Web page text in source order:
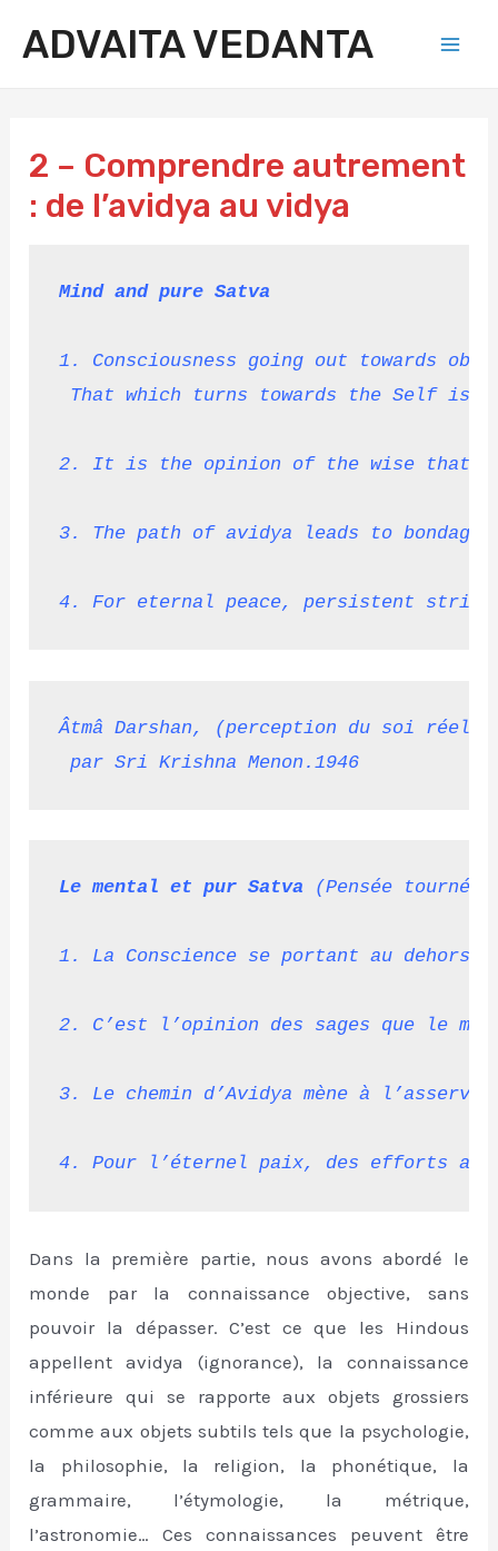
ADVAITA VEDANTA
2 – Comprendre autrement
: de l’avidya au vidya
Mind and pure Satva
1. Consciousness going out towards
That which turns towards the Self is
2. It is the opinion of the wise that
3. The path of avidya leads to
4. For eternal peace, persistent
Âtmâ Darshan, (perception du soi
par Sri Krishna Menon.1946
Le mental et pur Satva (Pensée
1. La Conscience se portant au
2. C’est l’opinion des sages que le
3. Le chemin d’Avidya mène à
4. Pour l’éternel paix, des efforts
Dans la première partie, nous avons abordé le
monde par la connaissance objective, sans
pouvoir la dépasser. C’est ce que les Hindous
appellent avidya (ignorance), la connaissance
inférieure qui se rapporte aux objets grossiers
comme aux objets subtils tels que la psychologie,
la philosophie, la religion, la phonétique, la
grammaire, l’étymologie, la métrique,
l’astronomie… Ces connaissances peuvent être